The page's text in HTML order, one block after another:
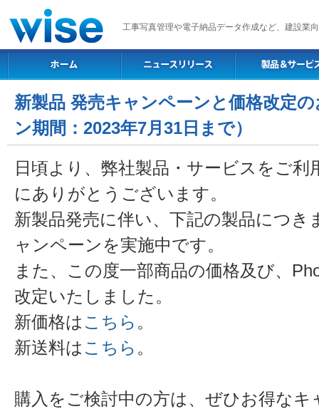
工事写真管理や電子納品データ作成など、建設業
新製品 発売キャンペーンと価格改定
ン期間：2023年7月31日まで）
日頃より、弊社製品・サービスをご
にありがとうございます。
新製品発売に伴い、下記の製品につき
ャンペーンを実施中です。
また、この度一部商品の価格及び、
改定いたしました。
新価格は こちら 。
新送料は こちら 。
購入をご検討中の方は、ぜひお得なキ